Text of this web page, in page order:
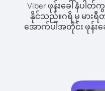
Viber ဖုန်းခေါ်နံပါ
နိုင်သည်။ဂရိ မှ မားရီ
အောက်ပါအတိုင်း ဖုန်းခေ